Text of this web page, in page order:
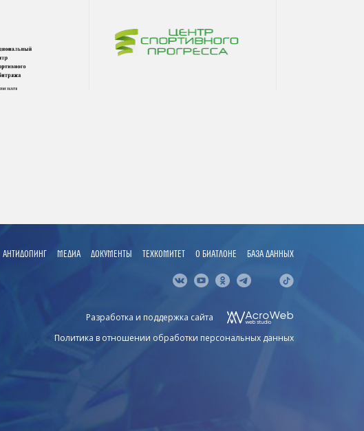
АНТИДОПИНГ МЕДИА ДОКУМЕНТЫ ТЕХКОМИТЕТ О БИАТЛОНЕ БАЗА ДАННЫХ
Разработка и поддержка сайта
Политика в отношении обработки персональных данных